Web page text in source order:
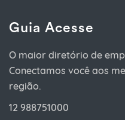
Guia Acesse
O maior diretório de
Conectamos você aos
região.
12 988751000